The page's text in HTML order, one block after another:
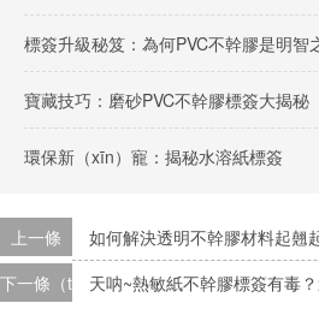
標簽升級秘笈：為何PVC不幹膠是明智
寶藏技巧：磨砂PVC不幹膠標簽大揭秘
環保新（xīn）寵：揭秘水溶紙標簽
上一條
如何解決透明不幹膠材料起翹
下一條（tiáo）天呐~熱敏紙不幹膠標簽有毒